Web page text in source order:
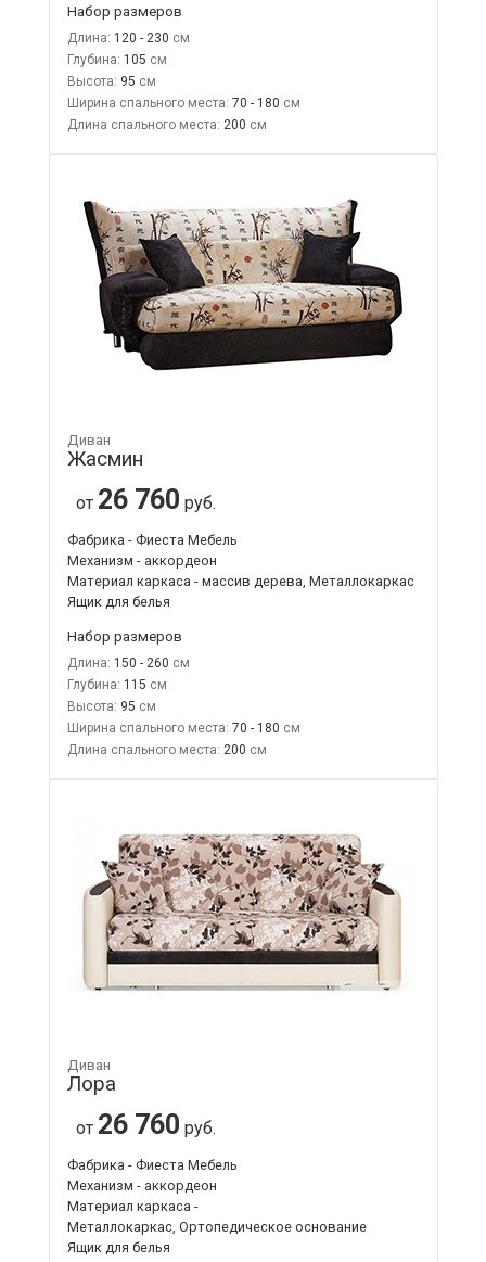
Набор размеров
Длина: 120 - 230
Глубина: 105
Высота: 95
Ширина спального места: 70 - 180
Длина спального места: 200
Диван
Жасмин
от 26 760 руб.
Фабрика - Фиеста Мебель
Механизм - аккордеон
Материал каркаса - массив дерева, Металлокаркас
Ящик для белья
Набор размеров
Длина: 150 - 260
Глубина: 115
Высота: 95
Ширина спального места: 70 - 180
Длина спального места: 200
Диван
Лора
от 26 760 руб.
Фабрика - Фиеста Мебель
Механизм - аккордеон
Материал каркаса -
Металлокаркас, Ортопедическое основание
Ящик для белья